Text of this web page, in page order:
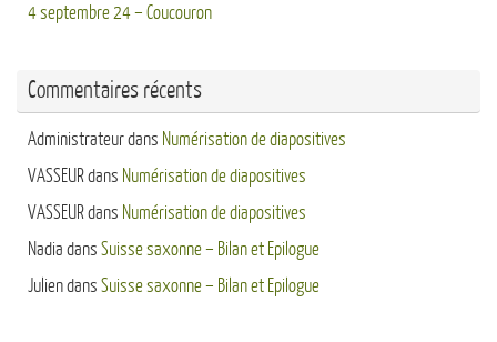
4 septembre 24 – Coucouron
Commentaires récents
Administrateurdans Numérisation de diapositives
VASSEURdans Numérisation de diapositives
VASSEURdans Numérisation de diapositives
Nadia dans Suisse saxonne – Bilan et Epilogue
Juliendans Suisse saxonne – Bilan et Epilogue